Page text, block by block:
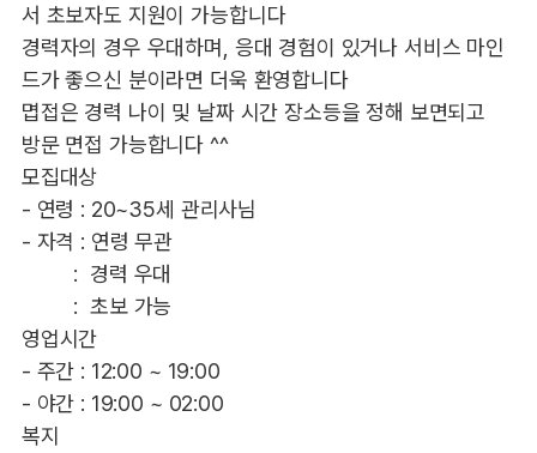
서 초보자도 지원이 가능합니다
경력자의 경우 우대하며, 응대 경험이 있거나 서비스 마인
드가 좋으신 분이라면 더욱 환영합니다
몁접은 경력 나이 및 날짜 시간 장소등을 정해 보면되고
방문 면접 가능합니다 ^^
모집대상
- 연령 : 20~35세 관리사님
- 자격 : 연령 무관
: 경력 우대
: 초보 가능
영업시간
- 주간 : 12:00 ~ 19:00
- 야간 : 19:00 ~ 02:00
복지